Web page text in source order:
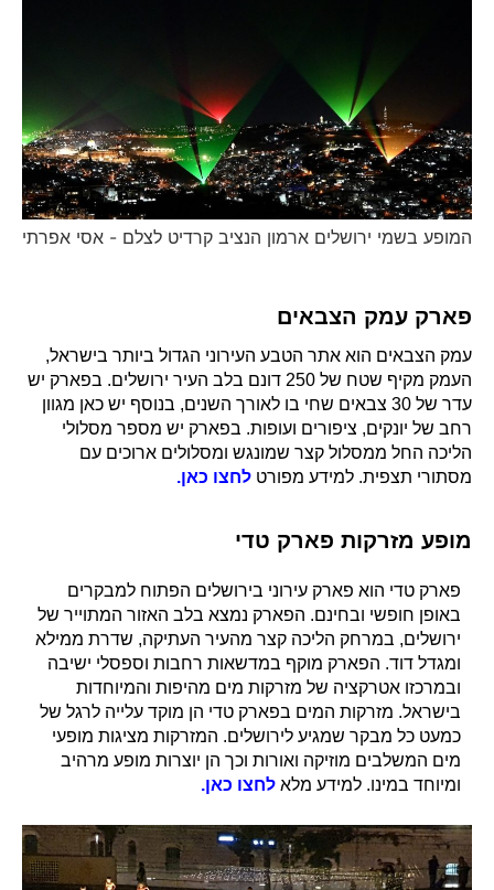
המופע בשמי ירושלים ארמון הנציב קרדיט לצלם - אסי אפרתי
פארק עמק הצבאים
עמק הצבאים הוא אתר הטבע העירוני הגדול ביותר בישראל,
העמק מקיף שטח של 250 דונם בלב העיר ירושלים. בפארק יש
עדר של 30 צבאים שחי בו לאורך השנים, בנוסף יש כאן מגוון
רחב של יונקים, ציפורים ועופות. בפארק יש מספר מסלולי
הליכה החל ממסלול קצר שמונגש ומסלולים ארוכים עם
מסתורי תצפית. למידע מפורט לחצו כאן.
מופע מזרקות פארק טדי
פארק טדי הוא פארק עירוני בירושלים הפתוח למבקרים
באופן חופשי ובחינם. הפארק נמצא בלב האזור המתוייר של
ירושלים, במרחק הליכה קצר מהעיר העתיקה, שדרת ממילא
ומגדל דוד. הפארק מוקף במדשאות רחבות וספסלי ישיבה
ובמרכזו אטרקציה של מזרקות מים מהיפות והמיוחדות
בישראל. מזרקות המים בפארק טדי הן מוקד עלייה לרגל של
כמעט כל מבקר שמגיע לירושלים. המזרקות מציגות מופעי
מים המשלבים מוזיקה ואורות וכך הן יוצרות מופע מרהיב
ומיוחד במינו. למידע מלא לחצו כאן.